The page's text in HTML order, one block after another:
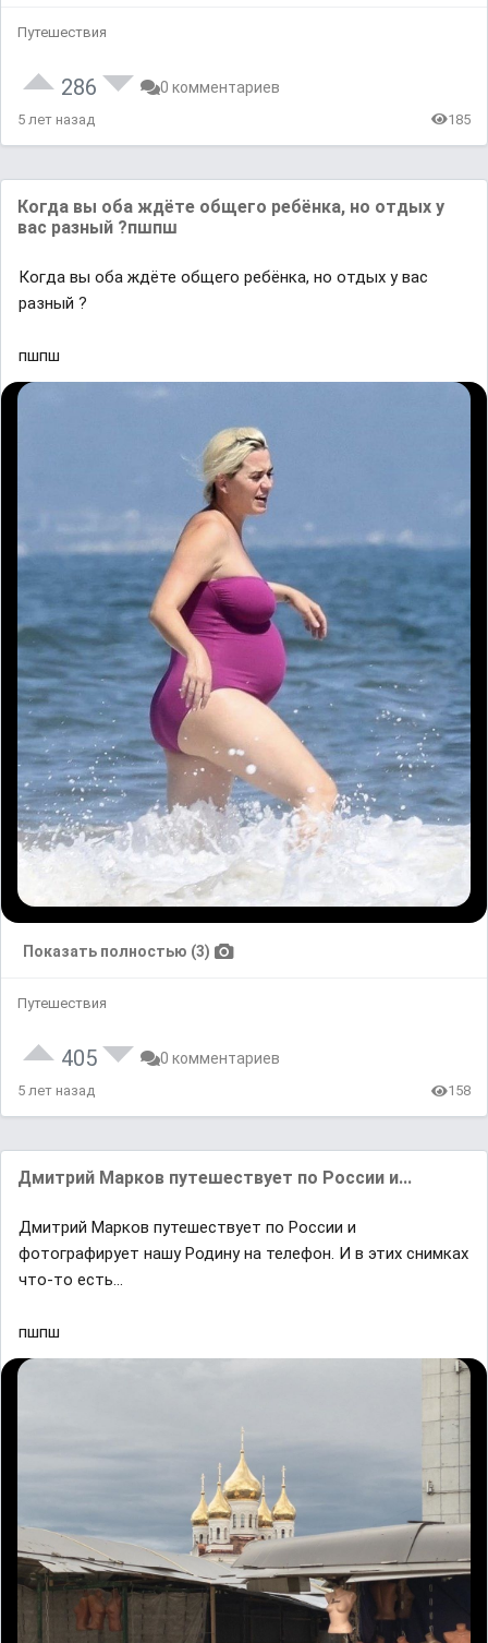
Путешествия
286 0 комментариев
5 лет назад 185
Когда вы оба ждёте общего ребёнка, но отдых у
вас разный ?пшпш
Когда вы оба ждёте общего ребёнка, но отдых у вас
разный ?
пшпш
Показать полностью (3)
Путешествия
405 0 комментариев
5 лет назад 158
Дмитрий Мaрков путешествует по России и...
Дмитрий Мaрков путешествует по России и
фотографирует нашу Родину на телефон. И в этих снимках
что-то есть...
пшпш